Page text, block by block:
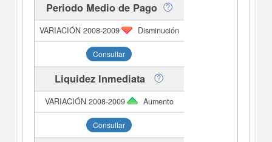
Periodo Medio de Pago
Disminución
Consultar
Liquidez Inmediata
Aumento
Consultar